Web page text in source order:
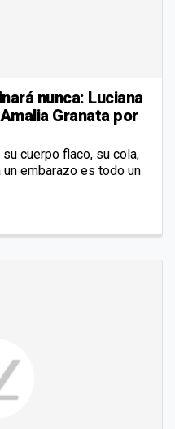
nunca: Luciana
Granata por
cuerpo flaco, su cola,
embarazo es todo un